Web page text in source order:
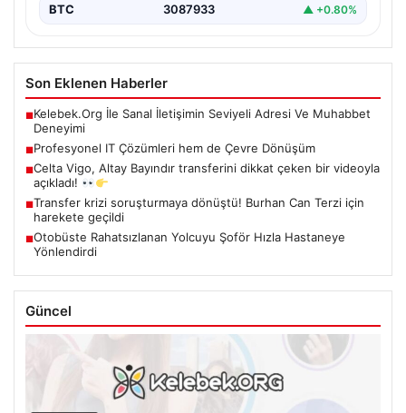
BTC 3087933 ▲ +0.80%
Son Eklenen Haberler
■Kelebek.Org İle Sanal İletişimin Seviyeli Adresi Ve Muhabbet
Deneyimi
■Profesyonel IT Çözümleri hem de Çevre Dönüşüm
■Celta Vigo, Altay Bayındır transferini dikkat çeken bir videoyla
açıkladı!
■Transfer krizi soruşturmaya dönüştü! Burhan Can Terzi için
harekete geçildi
■Otobüste Rahatsızlanan Yolcuyu Şoför Hızla Hastaneye
Yönlendirdi
Güncel